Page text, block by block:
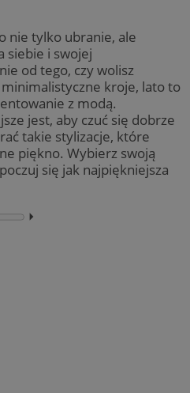
nie tylko ubranie, ale
siebie i swojej
od tego, czy wolisz
kroje, lato to
z modą.
jest, aby czuć się dobrze
takie stylizacje, które
piękno. Wybierz swoją
się jak najpiękniejsza
⏵︎